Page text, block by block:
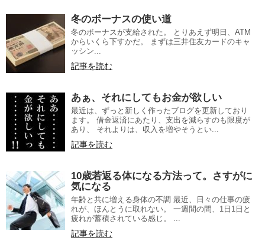
冬のボーナスの使い道
冬のボーナスが支給された。 とりあえず明日、ATM
からいくら下すかだ。 まずは三井住友カードのキャ
ッシン...
記事を読む
あぁ、それにしてもお金が欲しい
最近は、ずっと新しく作ったブログを更新しており
ます。 借金返済にあたり、支出を減らすのも限度が
あり、 それよりは、収入を増やそうとい...
記事を読む
10歳若返る体になる方法って。さすがに
気になる
年齢と共に増える身体の不調 最近、日々の仕事の疲
れが、ほんとうに取れない。 一週間の間、1日1日と
疲れが蓄積されている感じ。 ...
記事を読む